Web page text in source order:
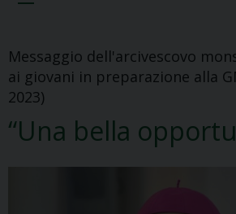
Messaggio dell'arcivescovo
ai giovani in preparazione alla
2023)
“Una bella